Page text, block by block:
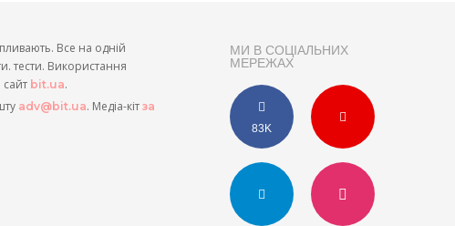
МИ В СОЦІАЛЬНИХ
МЕРЕЖАХ
83K
Все на одній
тести. Використання
bit.ua.
adv@bit.ua. Медіа-кіт за